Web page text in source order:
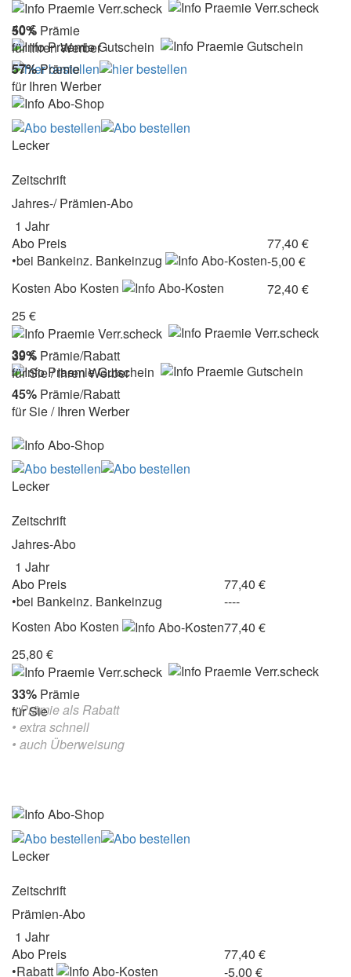
50% Prämie
für Ihren Werber
40 €
57%Prämie
für Ihren Werber
Lecker
Zeitschrift
Jahres-/ Prämien-Abo
1 Jahr
Abo Preis
77,40 €
•bei Bankeinz. Bankeinzug
-5,00 €
Kosten Abo Kosten
72,40 €
25 €
39% Prämie/Rabatt
für Sie / Ihren Werber
30 €
45% Prämie/Rabatt
für Sie / Ihren Werber
Lecker
Zeitschrift
Jahres-Abo
1 Jahr
Abo Preis
77,40 €
•bei Bankeinz. Bankeinzug
----
Kosten Abo Kosten
77,40 €
25,80 €
33% Prämie
für Sie
• Prämie als Rabatt
• extra schnell
• auch Überweisung
Lecker
Zeitschrift
Prämien-Abo
1 Jahr
Abo Preis
77,40 €
•Rabatt
-5,00 €